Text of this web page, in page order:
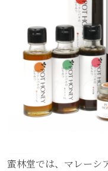
蜜林堂では、マレーシ